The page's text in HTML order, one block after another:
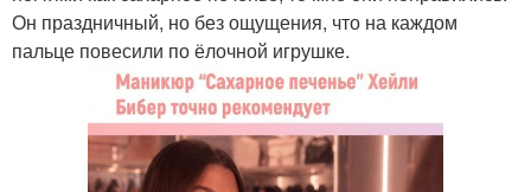
Он праздничный, но без ощущения, что на каждом
пальце повесили по ёлочной игрушке.